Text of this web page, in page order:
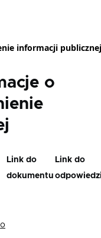
informacji publicznej
o
Link do
dokumentu
Link do